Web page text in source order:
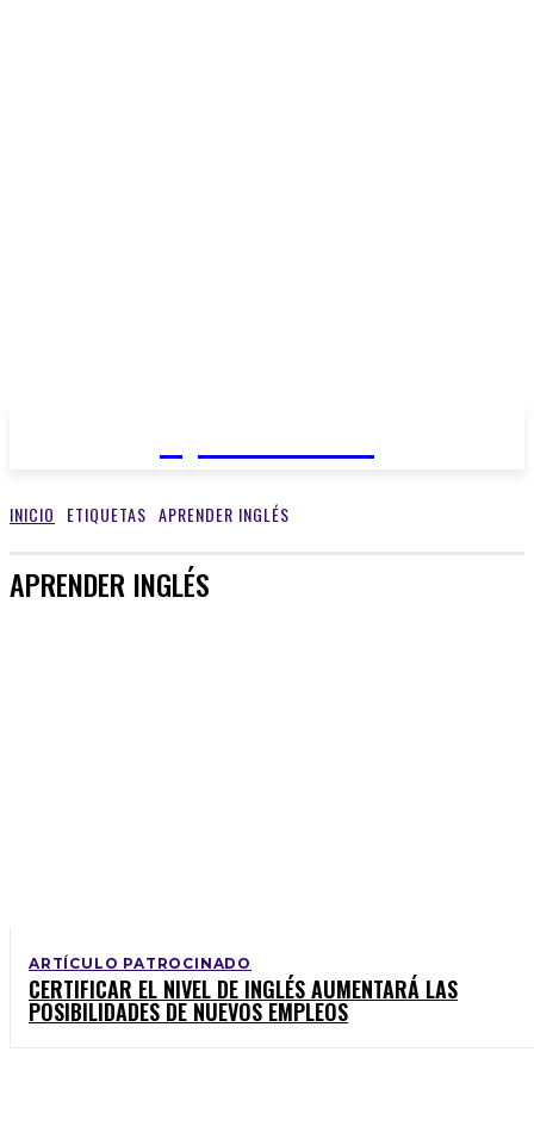
INICIO ETIQUETAS APRENDER INGLÉS
APRENDER INGLÉS
ARTÍCULO PATROCINADO
CERTIFICAR EL NIVEL DE INGLÉS AUMENTARÁ LAS
POSIBILIDADES DE NUEVOS EMPLEOS